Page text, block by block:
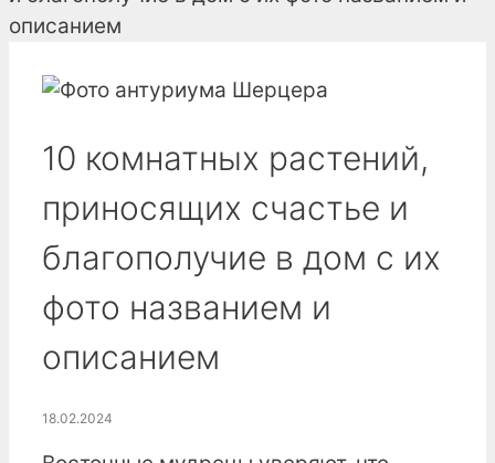
описанием
10 комнатных растений,
приносящих счастье и
благополучие в дом с их
фото названием и
описанием
18.02.2024